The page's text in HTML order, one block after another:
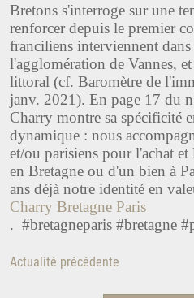
Bretons s'interroge sur une
renforcer depuis le premier
franciliens interviennent
l'agglomération de Vannes,
littoral (cf. Baromètre de
janv. 2021). En page 17 du
Charry montre sa spécificité
dynamique : nous
et/ou parisiens pour l'achat
en Bretagne ou d'un bien à
ans déjà notre identité en
Charry Bretagne Paris
. #bretagneparis #bretagne
Actualité précédente